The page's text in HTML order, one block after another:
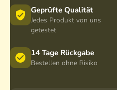
Geprüfte Qualität
Jedes Produkt von uns
getestet
14 Tage Rückgabe
Bestellen ohne Risiko